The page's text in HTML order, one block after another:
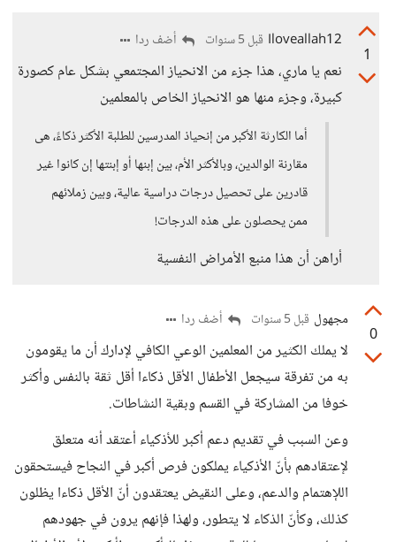
1
Iloveallah12 قبل 5 سنوات أضف ردا
نعم يا ماري، هذا جزء من الانحياز المجتمعي بشكل عام كصورة
كبيرة، وجزء منها هو الانحياز الخاص بالمعلمين
أما الكارثة الأكبر من إنحياذ المدرسين للطلبة الأكثر ذكاءً، هى
مقارنة الوالدين، وبالأكثر الأم، بين إبنها أو إبنتها إن كانوا غير
قادرين على تحصيل درجات دراسية عالية، وبين زملائهم
ممن يحصلون على هذه الدرجات!
أراهن أن هذا منبع الأمراض النفسية
0
مجهول قبل 5 سنوات أضف ردا
لا يملك الكثير من المعلمين الوعي الكافي لإدارك أن ما يقومون
به من تفرقة سيجعل الأطفال الأقل ذكاءا أقل ثقة بالنفس وأكثر
خوفا من المشاركة في القسم وبقية النشاطات.
وعن السبب في تقديم دعم أكبر للأذكياء أعتقد أنه متعلق
لإعتقادهم بأنّ الأذكياء يملكون فرص أكبر في النجاح فيستحقون
اللإهتمام والدعم، وعلى النقيض يعتقدون أنّ الأقل ذكاءا يظلون
كذلك، وكأنّ الذكاء لا يتطور، ولهذا فإنهم يرون في جهودهم